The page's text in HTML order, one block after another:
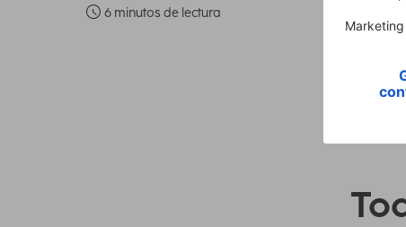
6 minutos de lectura